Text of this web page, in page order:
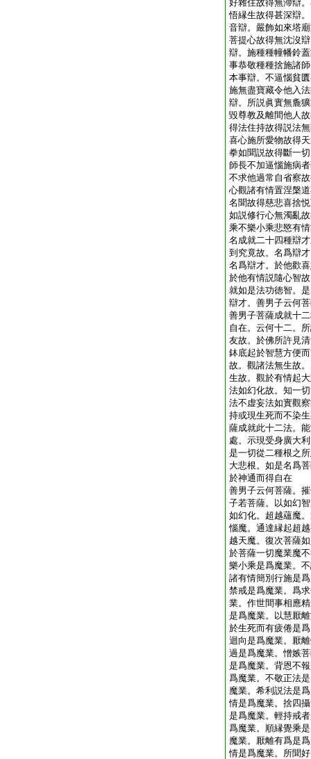
好雜住故得無滯辯
悟縁生故得甚深辯
音辯。嚴飾如來塔
菩提心故得無沈沒
辯。施種種幢幡鈴
事恭敬種種捨施諸
本事辯。不逼惱貧
施無盡寶藏令他入
辯。所説眞實無麁
毀尊教及離間他人
得法住持故得説法
喜心施所愛物故得
拳如聞説故得斷一
師長不加逼惱施病
不求他過常自省察
心觀諸有情置涅槃
名聞故得慈悲喜捨
如説修行心無濁亂
乘不樂小乘悲愍有
名成就二十四種辯
到究竟故。名爲辯
名爲辯才。於他歡
於他有情説隨心智
就如是法功徳智。
辯才。善男子云何
善男子菩薩成就十
自在。云何十二。
友故。於佛所許見
鉢底起於智慧方便
故。觀諸法無生故
生故。觀於有情起
法如幻化故。知一
法不虚妄法如實觀
持或現生死而不染
薩成就此十二法。
處。示現受身廣大
是一切從二種根之
大悲根。如是名爲
於神通而得自在
善男子云何菩薩。
子若菩薩。以如幻
如幻化。超越蘊魔
惱魔。通達縁起超
越天魔。復次菩薩
於菩薩一切魔業魔
樂小乘是爲魔業。
諸有情簡別行施是
禁戒是爲魔業。爲
業。作世間事相應
是爲魔業。以慧厭
於生死而有疲倦是
迴向是爲魔業。厭
過是爲魔業。憎嫉
是爲魔業。背恩不
爲魔業。不敬正法
魔業。希利説法是
情是爲魔業。捨四
是爲魔業。輕持戒
爲魔業。順縁覺乘
魔業。厭離有爲是
情是爲魔業。所聞